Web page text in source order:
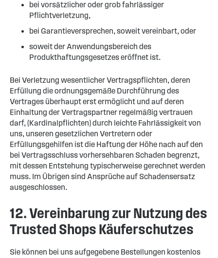
bei vorsätzlicher oder grob fahrlässiger
Pflichtverletzung,
bei Garantieversprechen, soweit vereinbart, oder
soweit der Anwendungsbereich des
Produkthaftungsgesetzes eröffnet ist.
Bei Verletzung wesentlicher Vertragspflichten, deren
Erfüllung die ordnungsgemäße Durchführung des
Vertrages überhaupt erst ermöglicht und auf deren
Einhaltung der Vertragspartner regelmäßig vertrauen
darf, (Kardinalpflichten) durch leichte Fahrlässigkeit von
uns, unseren gesetzlichen Vertretern oder
Erfüllungsgehilfen ist die Haftung der Höhe nach auf den
bei Vertragsschluss vorhersehbaren Schaden begrenzt,
mit dessen Entstehung typischerweise gerechnet werden
muss. Im Übrigen sind Ansprüche auf Schadensersatz
ausgeschlossen.
12. Vereinbarung zur Nutzung des
Trusted Shops Käuferschutzes
Sie können bei uns aufgegebene Bestellungen kostenlos